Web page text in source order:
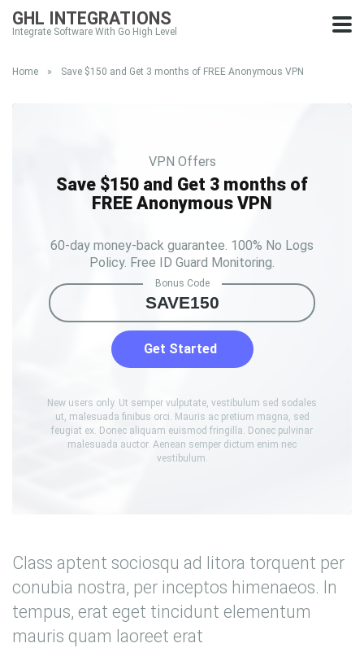
GHL INTEGRATIONS
Integrate Software With Go High Level
Home » Save $150 and Get 3 months of FREE Anonymous VPN
VPN Offers
Save $150 and Get 3 months of
FREE Anonymous VPN
60-day money-back guarantee. 100% No Logs
Policy. Free ID Guard Monitoring.
Bonus Code
SAVE150
Get Started
New users only. Ut semper vulputate, vestibulum sed sodales
ut, malesuada finibus orci. Mauris ac pretium magna, sed
feugiat ex. Donec aliquam euismod fringilla. Donec pulvinar
malesuada auctor. Aenean semper dictum enim nec
vestibulum.
Class aptent sociosqu ad litora torquent per
conubia nostra, per inceptos himenaeos. In
tempus, erat eget tincidunt elementum
mauris quam laoreet erat